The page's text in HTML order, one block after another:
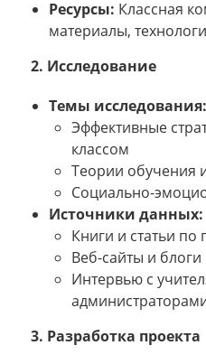
Ресурсы: Классная
материалы,
2. Исследование
Темы исследования:
Эффективные
классом
Теории обучения
Социально-
Источники данных:
Книги и статьи по
Веб-сайты и
Интервью с
3. Разработка проекта